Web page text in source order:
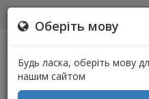
Оберіть мову
Будь ласка, оберіть мову
нашим сайтом